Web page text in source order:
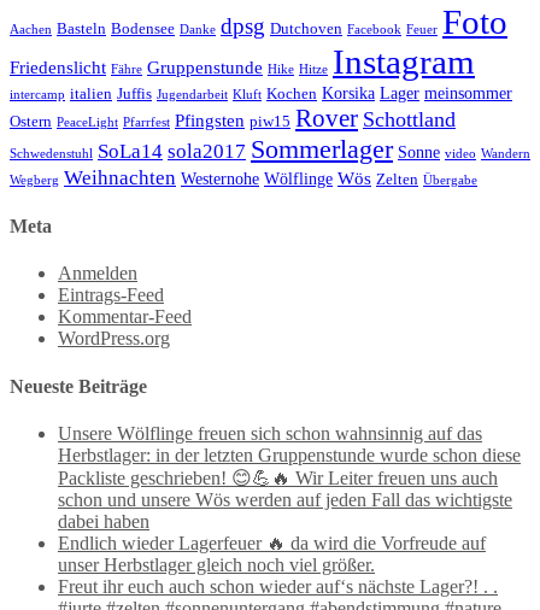
Aachen Basteln Bodensee Danke dpsg Dutchoven Facebook Feuer Foto
Friedenslicht Fähre Gruppenstunde Hike Hitze Instagram
intercamp italien Juffis Jugendarbeit Kluft Kochen Korsika Lager meinsommer
Ostern PeaceLight Pfarrfest Pfingsten piw15 Rover Schottland
Schwedenstuhl SoLa14 sola2017 Sommerlager Sonne video Wandern
Wegberg Weihnachten Westernohe Wölflinge Wös Zelten Übergabe
Meta
Anmelden
Eintrags-Feed
Kommentar-Feed
WordPress.org
Neueste Beiträge
Unsere Wölflinge freuen sich schon wahnsinnig auf das
Herbstlager: in der letzten Gruppenstunde wurde schon diese
Packliste geschrieben! 😊💪🔥 Wir Leiter freuen uns auch
schon und unsere Wös werden auf jeden Fall das wichtigste
dabei haben
Endlich wieder Lagerfeuer 🔥 da wird die Vorfreude auf
unser Herbstlager gleich noch viel größer.
Freut ihr euch auch schon wieder auf‘s nächste Lager?! . .